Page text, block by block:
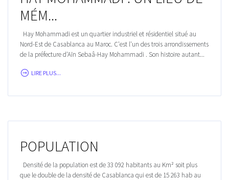
MÉM...
Hay Mohammadi est un quartier industriel et résidentiel situé au
Nord-Est de Casablanca au Maroc. C'est l'un des trois arrondissements
de la préfecture d'Aïn Sebaâ-Hay Mohammadi . Son histoire autant...
LIRE PLUS...
POPULATION
Densité de la population est de 33 092 habitants au Km² soit plus
que le double de la densité de Casablanca qui est de 15 263 hab au